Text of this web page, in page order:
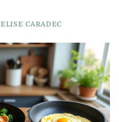
ELISE CARADEC